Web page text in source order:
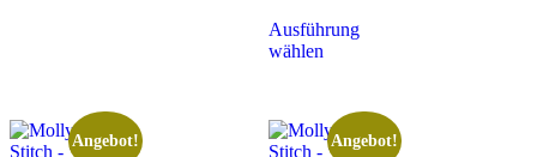
Ausführung
wählen
Angebot! Angebot!